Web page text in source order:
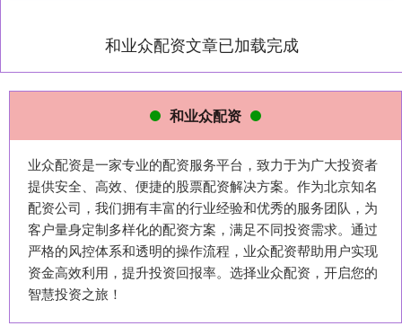
和业众配资文章已加载完成
和业众配资
业众配资是一家专业的配资服务平台，致力于为广大投资者
提供安全、高效、便捷的股票配资解决方案。作为北京知名
配资公司，我们拥有丰富的行业经验和优秀的服务团队，为
客户量身定制多样化的配资方案，满足不同投资需求。通过
严格的风控体系和透明的操作流程，业众配资帮助用户实现
资金高效利用，提升投资回报率。选择业众配资，开启您的
智慧投资之旅！